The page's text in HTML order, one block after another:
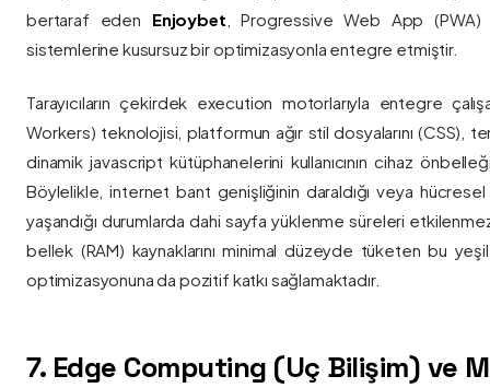
bertaraf eden Enjoybet , Progressive Web App (PWA)
sistemlerine kusursuz bir optimizasyonla entegre etmiştir.
Tarayıcıların çekirdek execution motorlarıyla entegre
Workers) teknolojisi, platformun ağır stil dosyalarını (CSS),
dinamik javascript kütüphanelerini kullanıcının cihaz
Böylelikle, internet bant genişliğinin daraldığı veya
yaşandığı durumlarda dahi sayfa yüklenme süreleri
bellek (RAM) kaynaklarını minimal düzeyde tüketen bu yeşil
optimizasyonuna da pozitif katkı sağlamaktadır.
7. Edge Computing (Uç Bilişim) ve